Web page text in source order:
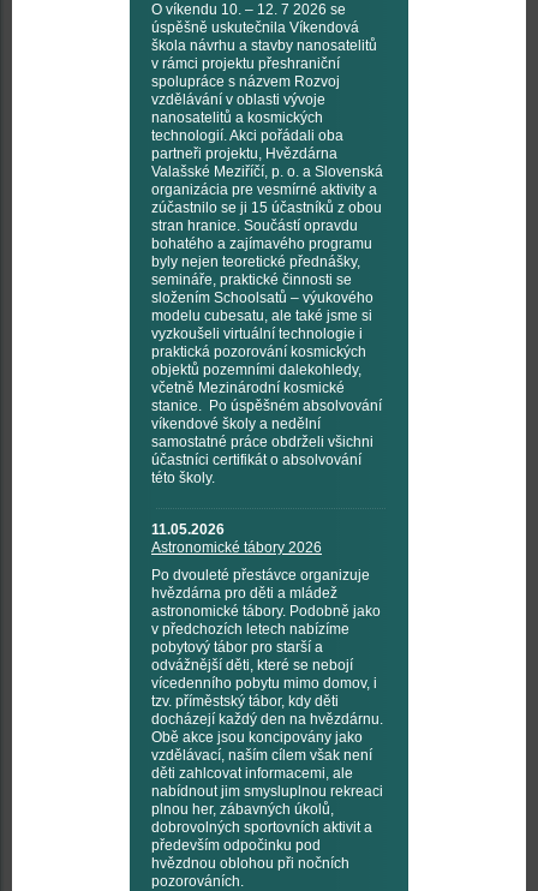
O víkendu 10. – 12. 7 2026 se
úspěšně uskutečnila Víkendová
škola návrhu a stavby nanosatelitů
v rámci projektu přeshraniční
spolupráce s názvem Rozvoj
vzdělávání v oblasti vývoje
nanosatelitů a kosmických
technologií. Akci pořádali oba
partneři projektu, Hvězdárna
Valašské Meziříčí, p. o. a Slovenská
organizácia pre vesmírné aktivity a
zúčastnilo se ji 15 účastníků z obou
stran hranice. Součástí opravdu
bohatého a zajímavého programu
byly nejen teoretické přednášky,
semináře, praktické činnosti se
složením Schoolsatů – výukového
modelu cubesatu, ale také jsme si
vyzkoušeli virtuální technologie i
praktická pozorování kosmických
objektů pozemními dalekohledy,
včetně Mezinárodní kosmické
stanice. Po úspěšném absolvování
víkendové školy a nedělní
samostatné práce obdrželi všichni
účastníci certifikát o absolvování
této školy.
11.05.2026
Astronomické tábory 2026
Po dvouleté přestávce organizuje
hvězdárna pro děti a mládež
astronomické tábory. Podobně jako
v předchozích letech nabízíme
pobytový tábor pro starší a
odvážnější děti, které se nebojí
vícedenního pobytu mimo domov, i
tzv. příměstský tábor, kdy děti
docházejí každý den na hvězdárnu.
Obě akce jsou koncipovány jako
vzdělávací, naším cílem však není
děti zahlcovat informacemi, ale
nabídnout jim smysluplnou rekreaci
plnou her, zábavných úkolů,
dobrovolných sportovních aktivit a
především odpočinku pod
hvězdnou oblohou při nočních
pozorováních.